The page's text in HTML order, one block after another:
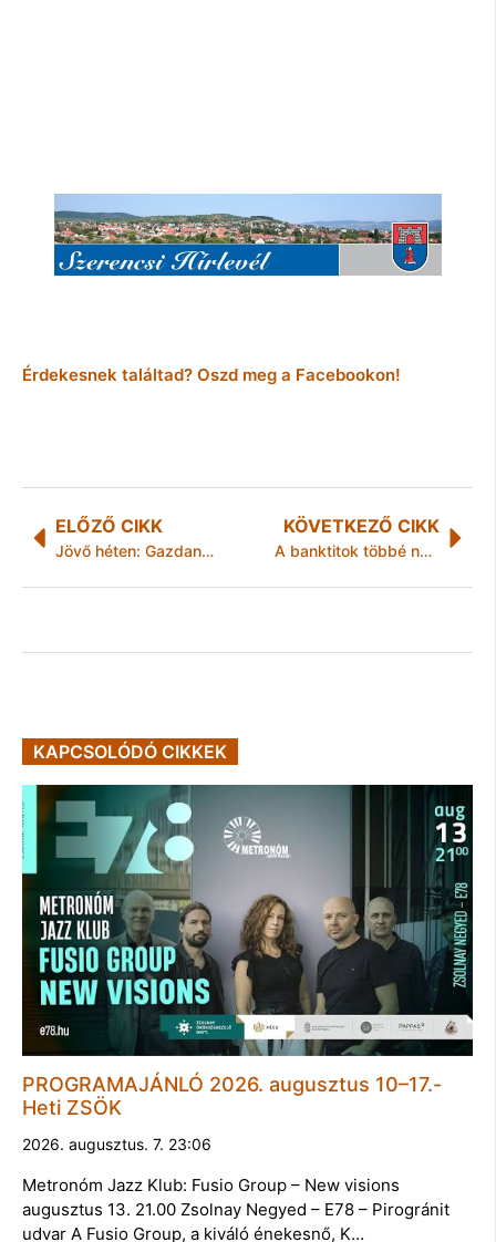
Érdekesnek találtad? Oszd meg a Facebookon!
ELŐZŐ CIKK
Jövő héten: Gazdanapok!
KÖVETKEZŐ CIKK
A banktitok többé nem lehet ürügy az információ megtagadására!!!
KAPCSOLÓDÓ CIKKEK
PROGRAMAJÁNLÓ 2026. augusztus 10–17.-
Heti ZSÖK
2026. augusztus. 7. 23:06
Metronóm Jazz Klub: Fusio Group – New visions
augusztus 13. 21.00 Zsolnay Negyed – E78 – Pirogránit
udvar A Fusio Group, a kiváló énekesnő, K…